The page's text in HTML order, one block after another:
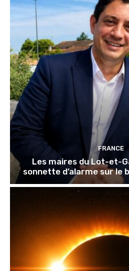
FRANCE
Les maires du Lot-et-
sonnette d’alarme sur le